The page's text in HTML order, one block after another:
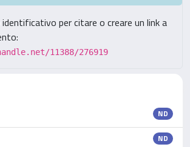
per citare o creare un link a
11388/276919
ND
ND